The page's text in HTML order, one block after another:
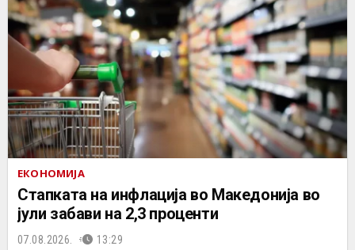
ЕКОНОМИЈА
Стапката на инфлација во Македонија во
јули забави на 2,3 проценти
07.08.2026. 13:29